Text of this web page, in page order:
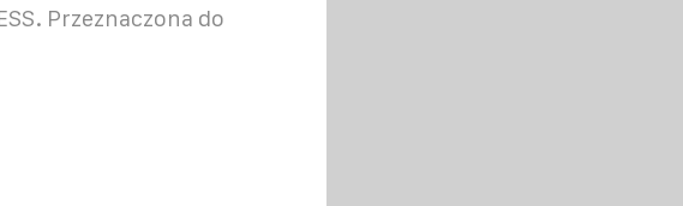
Przeznaczona do